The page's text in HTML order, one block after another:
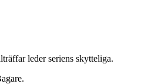
leder seriens skytteliga.